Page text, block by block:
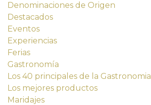
Denominaciones de Origen
Destacados
Eventos
Experiencias
Ferias
Gastronomía
Los 40 principales de la Gastronomia
Los mejores productos
Maridajes